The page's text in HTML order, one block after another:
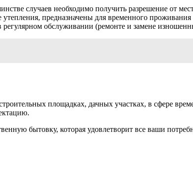
случаев необходимо получить разрешение от
предназначены для временного проживания
обслуживании (ремонте и замене
площадках, дачных участках, в сфере
бытовку, которая удовлетворит все ваши